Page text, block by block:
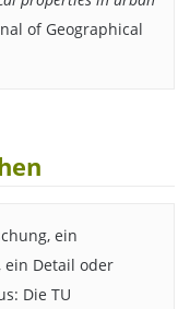
of Geographical
ein
ein Detail oder
Die TU